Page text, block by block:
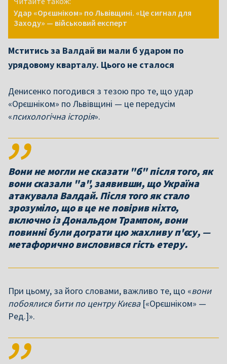
Удар «Орєшніком» по Львівщині. «Це сигнал для
Заходу» — військовий експерт
Мститись за Валдай ви мали б ударом по
урядовому кварталу. Цього не сталося
Денисенко погодився з тезою про те, що удар
«Орєшніком» по Львівщині — це передусім
«психологічна історія».
Вони не могли не сказати "б" після того, як
вони сказали "а", заявивши, що Україна
атакувала Валдай. Після того як стало
зрозуміло, що в це не повірив ніхто,
включно із Дональдом Трампом, вони
повинні були дограти цю жахливу п'єсу, —
метафорично висловився гість етеру.
При цьому, за його словами, важливо те, що «вони
побоялися бити по центру Києва[«Орєшніком» —
Ред.]».